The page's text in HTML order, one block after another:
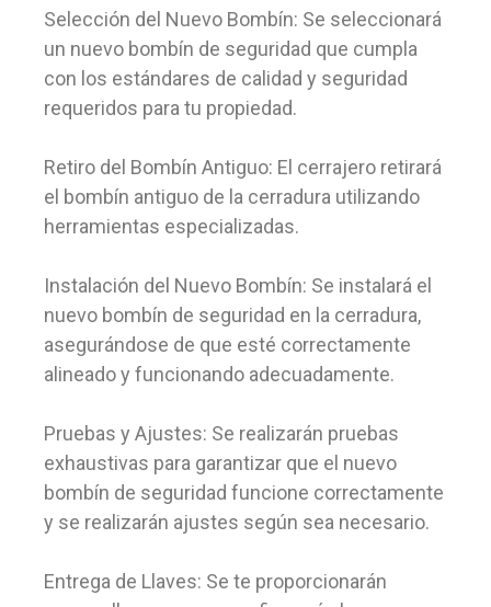
Selección del Nuevo Bombín: Se seleccionará
un nuevo bombín de seguridad que cumpla
con los estándares de calidad y seguridad
requeridos para tu propiedad.
Retiro del Bombín Antiguo: El cerrajero retirará
el bombín antiguo de la cerradura utilizando
herramientas especializadas.
Instalación del Nuevo Bombín: Se instalará el
nuevo bombín de seguridad en la cerradura,
asegurándose de que esté correctamente
alineado y funcionando adecuadamente.
Pruebas y Ajustes: Se realizarán pruebas
exhaustivas para garantizar que el nuevo
bombín de seguridad funcione correctamente
y se realizarán ajustes según sea necesario.
Entrega de Llaves: Se te proporcionarán